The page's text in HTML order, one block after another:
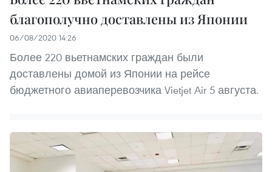
благополучно доставлены из Японии
06/08/2020 14:26
Более 220 вьетнамских граждан были
доставлены домой из Японии на рейсе
бюджетного авиаперевозчика Vietjet Air 5 августа.